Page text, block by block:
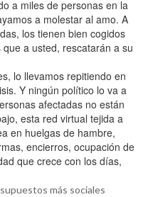
a miles de personas en la
a molestar al amo. A
los tienen bien cogidos
a usted, rescatarán a su
lo llevamos repitiendo en
Y ningún político lo va a
afectadas no están
esta red virtual tejida a
en huelgas de hambre,
encierros, ocupación de
que crece con los días,
más sociales